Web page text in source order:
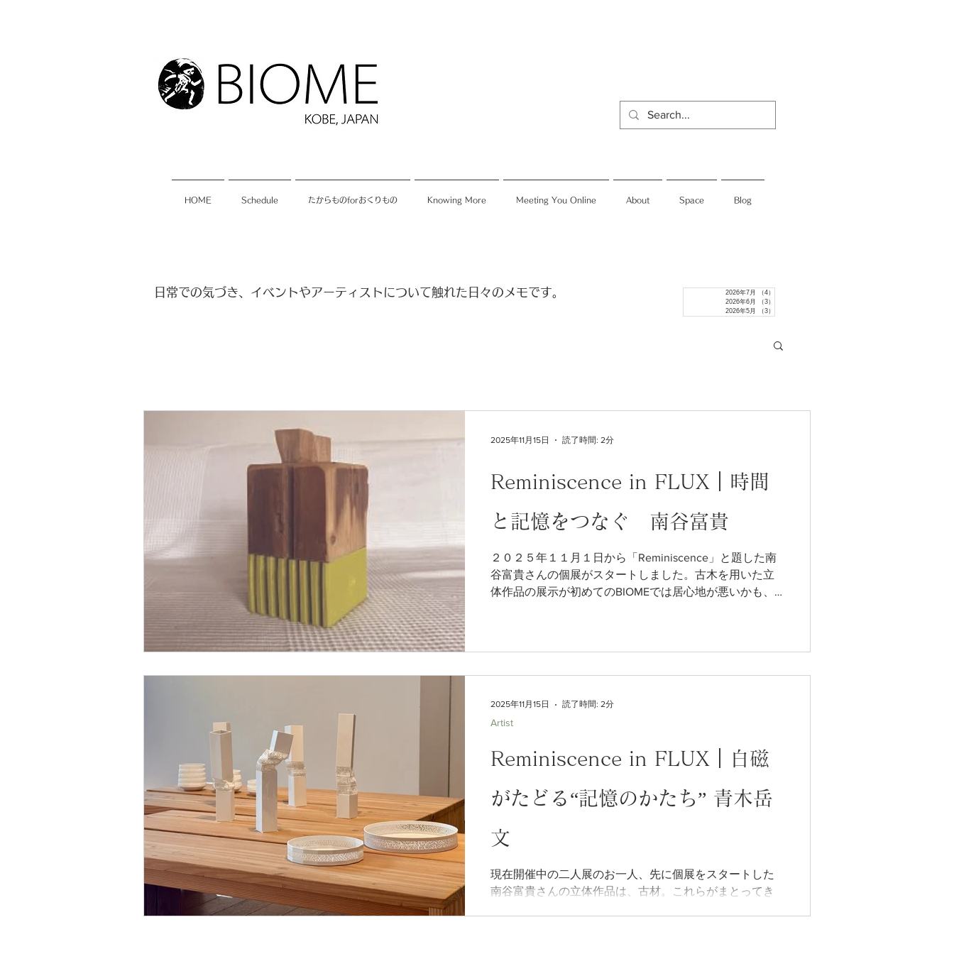
HOME Schedule たからものforおくりもの Knowing More Meeting You Online About Space Blog
​日常での気づき、イベントやアーティストについて触れた日々のメモです。 2026年7月 （4）
2026年6月
（3）
2026年5月
（3）
Reminiscence in FLUX｜時間
と記憶をつなぐ 南谷富貴
２０２５年１１月１日から「Reminiscence」と題した南
谷富貴さんの個展がスタートしました。古木を用いた立
体作品の展示が初めてのBIOMEでは居心地が悪いかも、
滓２」古材×リキテックス 25×8.5×8.5cm 壁にもかけら
宿す素材は、作家を介して出会いました。いまそれが、
BIOMEで初のお披露目となります。鉄のみならず、モル
過程を捉えた立体作品がならびます。 特に、金属の作品
やさしく支えてくれているかのようです。鑑賞者を置き
よ。 そして、それぞれの素材が触れ合うまでの来歴、作
者による制作、そして完成、作品が内包するあらゆる
2025年11月15日 読了時間: 2分
Reminiscence in FLUX｜白磁
がたどる“記憶のかたち” 青木岳
文
現在開催中の二人展のお一人、先に個展をスタートした
南谷富貴さんの立体作品は、古材。これらがまとってき
Artist
2025年11月15日 読了時間: 2分